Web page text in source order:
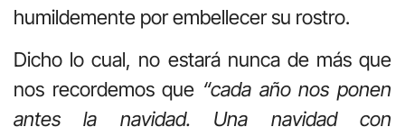
humildemente por embellecer su rostro.
Dicho lo cual, no estará nunca de más que
nos recordemos que “cada año nos ponen
antes la navidad. Una navidad con